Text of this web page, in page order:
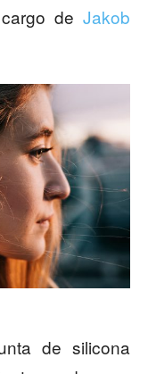
de Jakob
de silicona